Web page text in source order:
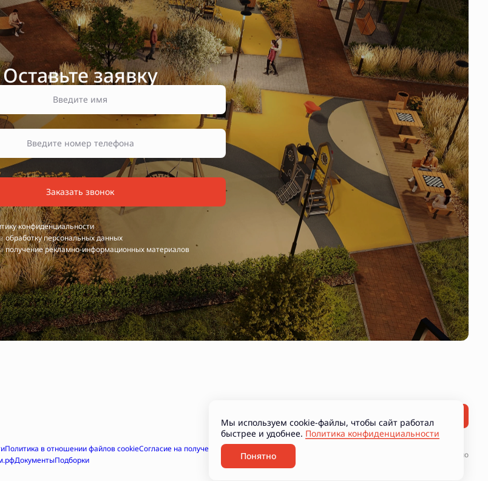
Оставьте заявку
Заказать звонок
конфиденциальности
обработку персональных данных
получение рекламно-информационных материалов
Политика в отношении файлов cookieСогласие на получение рекламно-информационных материалов
ДокументыПодборки
Разработано
Мы используем cookie-файлы, чтобы сайт работал
быстрее и удобнее. Политика конфиденциальности
Понятно